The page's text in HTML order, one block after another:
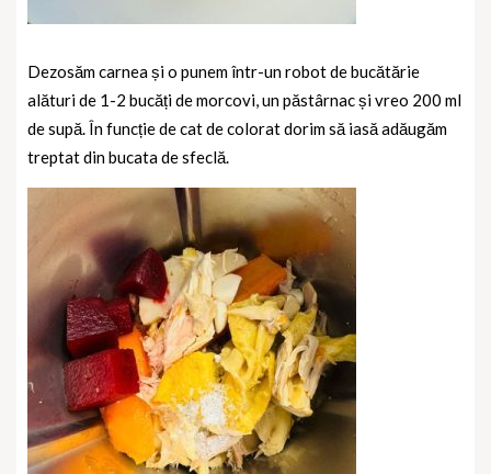
Dezosăm carnea și o punem într-un robot de bucătărie
alături de 1-2 bucăți de morcovi, un păstârnac și vreo 200 ml
de supă. În funcție de cat de colorat dorim să iasă adăugăm
treptat din bucata de sfeclă.